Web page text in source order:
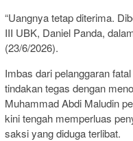
“Uangnya tetap diterima.
III UBK, Daniel Panda,
(23/6/2026).
Imbas dari pelanggaran
tindakan tegas dengan
Muhammad Abdi Maludin
kini tengah memperluas
saksi yang diduga terlibat.